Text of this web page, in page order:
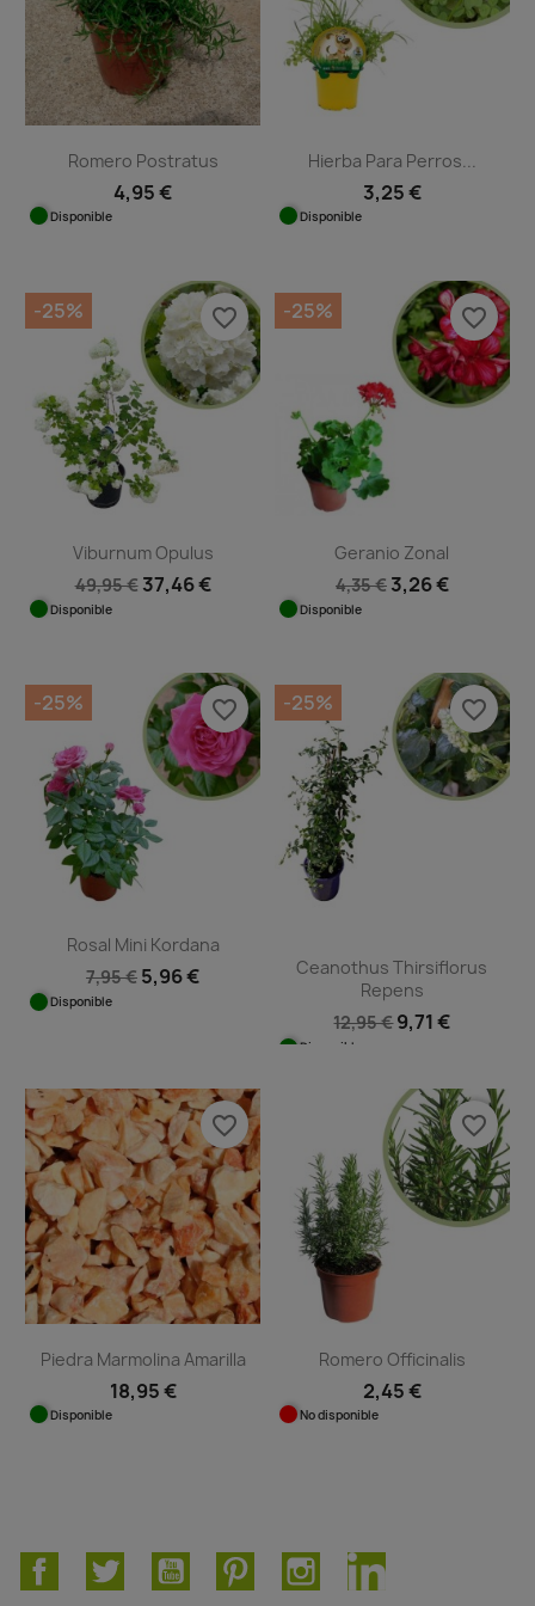
Romero Postratus
4,95 €
Disponible
Hierba Para Perros...
3,25 €
Disponible
Viburnum Opulus
49,95 € 37,46 €
Disponible
-25% favorite_border
Geranio Zonal
4,35 € 3,26 €
Disponible
-25% favorite_border
Rosal Mini Kordana
7,95 € 5,96 €
Disponible
-25% favorite_border
Ceanothus Thirsiflorus
Repens
12,95 €9,71 €
Disponible
-25% favorite_border
Piedra Marmolina Amarilla
18,95 €
Disponible
favorite_border
Romero Officinalis
2,45 €
No disponible
favorite_border
FacebookTwitter YouTube PinterestInstagramLinkedIn